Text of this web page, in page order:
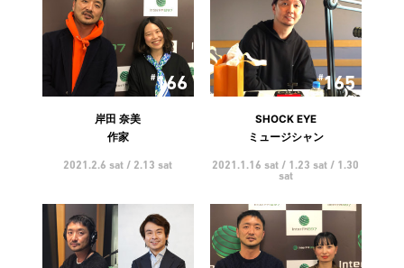
166
岸田 奈美
作家
2021.2.6 sat / 2.13 sat
165
SHOCK EYE
ミュージシャン
2021.1.16 sat / 1.23 sat / 1.30
sat